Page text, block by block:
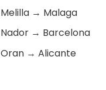
Melilla → Malaga
Nador → Barcelona
Oran → Alicante